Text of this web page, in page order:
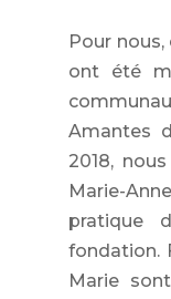
Pour
ont été
Amantes
2018,
Marie-
pratique
fondation.
Marie